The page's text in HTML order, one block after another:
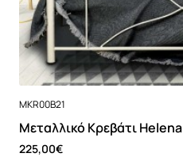
MKR00B21
Μεταλλικό Κρεβάτι Helena
225,00€